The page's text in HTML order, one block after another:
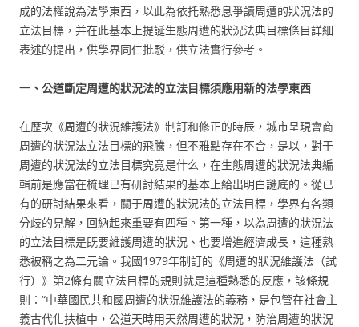
成的法權說為法學東西，以此為依托熟悉息爭讀周遭的狀況法的
立法目標，并在此基本上提誕生態周遭的狀況法典目標條目詳細
表述的提出，供學界同仁批駁，供立法實行參考。
一、公道斷定周遭的狀況法的立法目標須應用新的法學東西
在歷次《周遭的狀況維護法》制訂和修正的時辰，城市呈現會商
周遭的狀況法立法目標的飛騰，但不雅點存在不合，是以，對于
周遭的狀況法的立法目標究竟是什么，在生態周遭的狀況法典編
輯前是應當在梳理已有研討結果的基本上給出明白謎底的。從已
有的研討結果來看，關于周遭的狀況法的立法目標，學界有各類
分歧的見解，回納起來重要有四種。第一種，以為周遭的狀況法
的立法目標是既要維護周遭的狀況、也要增進經濟成長，這種熟
悉被稱之為二元論。我國1979年制訂的《周遭的狀況維護法（試
行）》第2條有關立法目標的規則就是這種熟悉的反應，該條規
則：“中華國民共和國周遭的狀況維護法的義務，是包管在社會主
義古代化扶植中，公道天時用天然周遭的狀況，防治周遭的狀況